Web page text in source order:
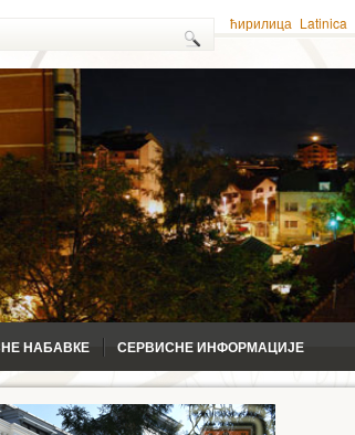
ћирилица Latinica
НАБАВКЕ СЕРВИСНЕ ИНФОРМАЦИЈЕ